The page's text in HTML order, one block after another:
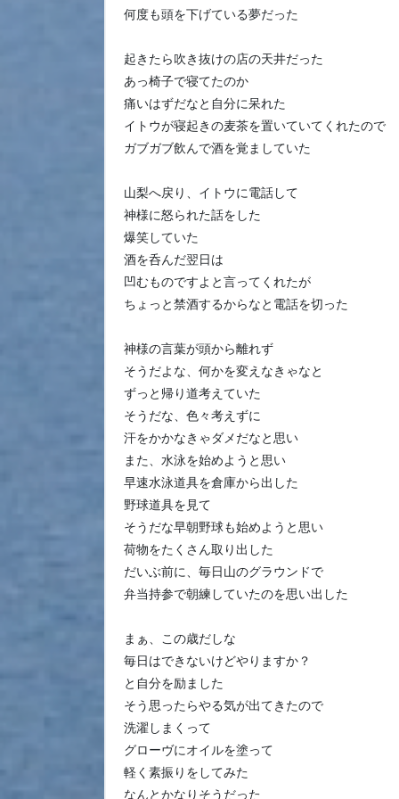
何度も頭を下げている夢だった
起きたら吹き抜けの店の天井だった
あっ椅子で寝てたのか
痛いはずだなと自分に呆れた
イトウが寝起きの麦茶を置いていてくれたので
ガブガブ飲んで酒を覚ましていた
山梨へ戻り、イトウに電話して
神様に怒られた話をした
爆笑していた
酒を呑んだ翌日は
凹むものですよと言ってくれたが
ちょっと禁酒するからなと電話を切った
神様の言葉が頭から離れず
そうだよな、何かを変えなきゃなと
ずっと帰り道考えていた
そうだな、色々考えずに
汗をかかなきゃダメだなと思い
また、水泳を始めようと思い
早速水泳道具を倉庫から出した
野球道具を見て
そうだな早朝野球も始めようと思い
荷物をたくさん取り出した
だいぶ前に、毎日山のグラウンドで
弁当持参で朝練していたのを思い出した
まぁ、この歳だしな
毎日はできないけどやりますか？
と自分を励ました
そう思ったらやる気が出てきたので
洗濯しまくって
グローヴにオイルを塗って
軽く素振りをしてみた
なんとかなりそうだった